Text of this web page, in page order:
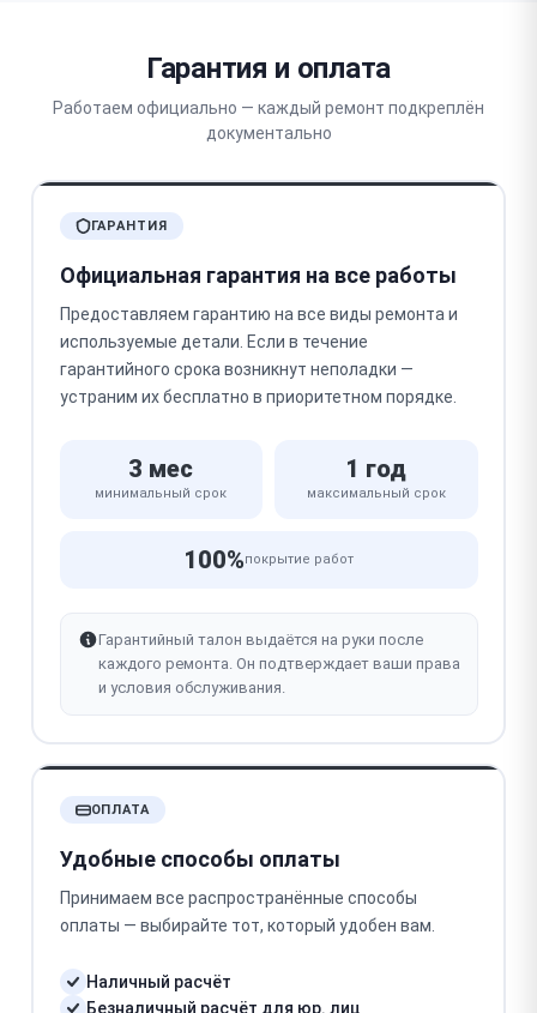
Гарантия и оплата
Работаем официально — каждый ремонт подкреплён
документально
ГАРАНТИЯ
Официальная гарантия на все работы
Предоставляем гарантию на все виды ремонта и
используемые детали. Если в течение
гарантийного срока возникнут неполадки —
устраним их бесплатно в приоритетном порядке.
3 мес
минимальный срок
1 год
максимальный срок
100%покрытие работ
Гарантийный талон выдаётся на руки после
каждого ремонта. Он подтверждает ваши права
и условия обслуживания.
ОПЛАТА
Удобные способы оплаты
Принимаем все распространённые способы
оплаты — выбирайте тот, который удобен вам.
Наличный расчёт
Безналичный расчёт для юр. лиц